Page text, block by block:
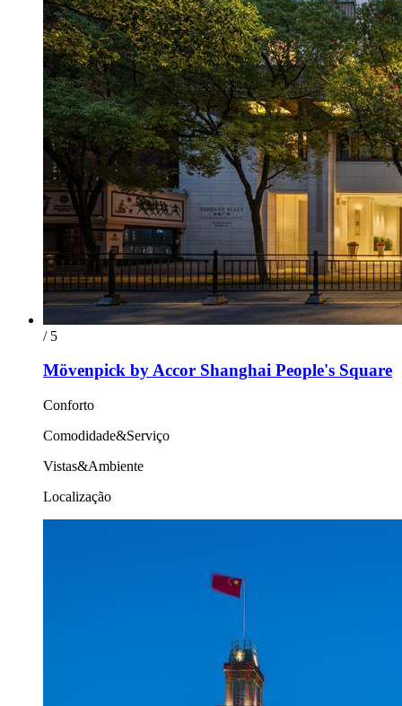
/ 5
Mövenpick by Accor Shanghai People's Square
Conforto
Comodidade&Serviço
Vistas&Ambiente
Localização